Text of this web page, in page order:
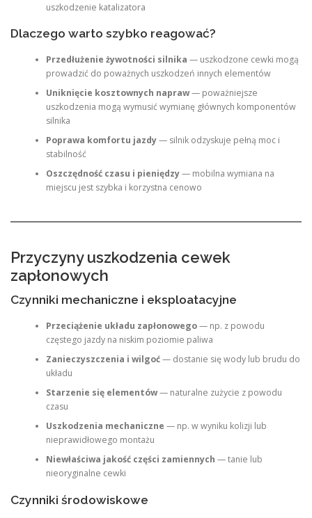
uszkodzenie katalizatora
Dlaczego warto szybko reagować?
Przedłużenie żywotności silnika — uszkodzone cewki mogą
prowadzić do poważnych uszkodzeń innych elementów
Uniknięcie kosztownych napraw— poważniejsze
uszkodzenia mogą wymusić wymianę głównych komponentów
silnika
Poprawa komfortu jazdy— silnik odzyskuje pełną moc i
stabilność
Oszczędność czasu i pieniędzy— mobilna wymiana na
miejscu jest szybka i korzystna cenowo
Przyczyny uszkodzenia cewek
zapłonowych
Czynniki mechaniczne i eksploatacyjne
Przeciążenie układu zapłonowego— np. z powodu
częstego jazdy na niskim poziomie paliwa
Zanieczyszczenia i wilgoć— dostanie się wody lub brudu do
układu
Starzenie się elementów— naturalne zużycie z powodu
czasu
Uszkodzenia mechaniczne — np. w wyniku kolizji lub
nieprawidłowego montażu
Niewłaściwa jakość części zamiennych — tanie lub
nieoryginalne cewki
Czynniki środowiskowe